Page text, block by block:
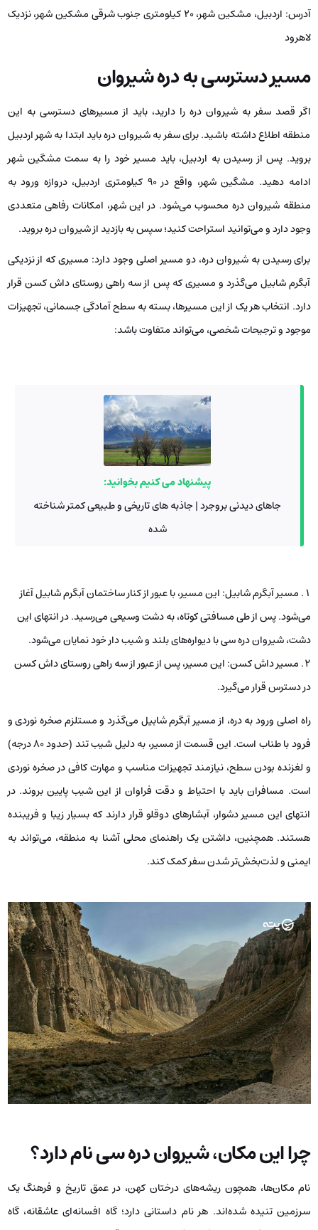
آدرس: اردبیل، مشکین شهر، ۲۰ کیلومتری جنوب شرقی مشکین شهر، نزدیک
لاهرود
مسیر دسترسی به دره شیروان
اگر قصد سفر به شیروان دره را دارید، باید از مسیرهای دسترسی به این
منطقه اطلاع داشته باشید. برای سفر به شیروان دره باید ابتدا به شهر اردبیل
بروید. پس از رسیدن به اردبیل، باید مسیر خود را به سمت مشگین شهر
ادامه دهید. مشگین شهر، واقع در ۹۰ کیلومتری اردبیل، دروازه ورود به
منطقه شیروان دره محسوب می‌شود. در این شهر، امکانات رفاهی متعددی
وجود دارد و می‌توانید استراحت کنید؛ سپس به بازدید از شیروان دره بروید.
برای رسیدن به شیروان دره، دو مسیر اصلی وجود دارد: مسیری که از نزدیکی
آبگرم شابیل می‌گذرد و مسیری که پس از سه راهی روستای داش کسن قرار
دارد. انتخاب هر یک از این مسیرها، بسته به سطح آمادگی جسمانی، تجهیزات
موجود و ترجیحات شخصی، می‌تواند متفاوت باشد:
پیشنهاد می کنیم بخوانید:
جاهای دیدنی بروجرد | جاذبه های تاریخی و طبیعی کمتر شناخته
شده
مسیر آبگرم شابیل: این مسیر، با عبور از کنار ساختمان آبگرم شابیل آغاز
می‌شود. پس از طی مسافتی کوتاه، به دشت وسیعی می‌رسید. در انتهای این
دشت، شیروان دره سی با دیواره‌های بلند و شیب دار خود نمایان می‌شود.
مسیر داش کسن: این مسیر، پس از عبور از سه راهی روستای داش کسن
در دسترس قرار می‌گیرد.
راه اصلی ورود به دره، از مسیر آبگرم شابیل می‌گذرد و مستلزم صخره نوردی و
فرود با طناب است. این قسمت از مسیر، به دلیل شیب تند (حدود ۸۰ درجه)
و لغزنده بودن سطح، نیازمند تجهیزات مناسب و مهارت کافی در صخره نوردی
است. مسافران باید با احتیاط و دقت فراوان از این شیب پایین بروند. در
انتهای این مسیر دشوار، آبشارهای دوقلو قرار دارند که بسیار زیبا و فریبنده
هستند. همچنین، داشتن یک راهنمای محلی آشنا به منطقه، می‌تواند به
ایمنی و لذت‌بخش‌تر شدن سفر کمک کند.
چرا این مکان، شیروان دره سی نام دارد؟
نام مکان‌ها، همچون ریشه‌های درختان کهن، در عمق تاریخ و فرهنگ یک
سرزمین تنیده شده‌اند. هر نام داستانی دارد؛ گاه افسانه‌ای عاشقانه، گاه